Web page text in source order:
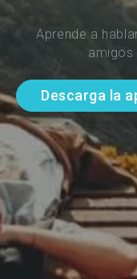
Aprende a
amigos
Descarga la